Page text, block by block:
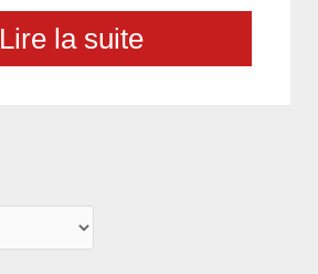
Lire la suite